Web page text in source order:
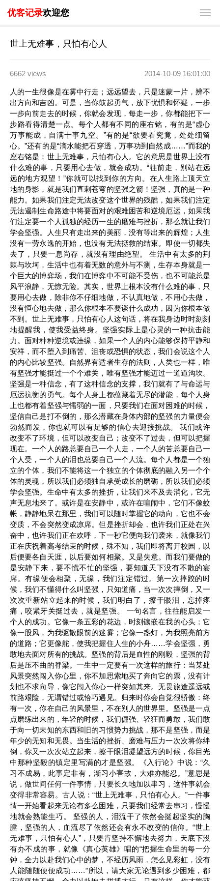
优客记录欢迎您
世上无难事，只怕有心人
6662 views 2014-10-09 16:01:00
人的一生很像是在雾中行走；远远望去，只是迷蒙一片，辨不
出方向和吉凶。可是，当你鼓起勇气，放下忧惧和怀疑，一步
一步向前走去的时候，你就会发现，每走一步，你都能把下一
步路看得清楚一点。每个人都有不同的座右铭，有的是“虚心
万事能成，自满十事九空。”有的是“欲要看究竟，处处细留
心。”还有的是“滴水能把石穿透，万事功到自然成……”而我的
座右铭是：世上无难事，只怕有心人。它的意思是世界上没有
什么难的事，只要用心去做，就会成功。“往前走，别站在远
远的地方观望！”你就可以找到你的方向。在人生路上顶天立
地的身影，就是我们直刺苍穹的坚强之箭！坚强，真的是一种
能力。如果我们注定无法改变这个世界的残酷，如果我们注定
无法遏制生命路途中将要面对的艰难困苦和逆境厄运，如果我
们注定要一个人孤独的经历一生的磨难与挫折，那么就让我们
学会坚强。人生只有走出来的美丽，没有等出来的辉煌；人生
没有一劳永逸的开始，也没有无法拯救的结束。即使一切都失
去了，只要一息尚存，就没有理由绝望。 生活中有太多的荆
棘与坎坷，生活中也有着无数的意外与不测，生存本身就是一
个巨大的博弈场，我们在博弈中不可能不受伤，也不可能总是
风平浪静，无惊无险。其实，世界上根本没有什么难的事，只
要用心去做，除非你不仔细地做，不认真地做，不用心去做，
没有恒心地去做，那么你根本不要谈什么成功，因为你根本做
不到。世上无难事，只怕有心人这句话，将在我身边时时刻刻
地提醒我，使我受益终身。坚强实际上是心灵的一种抗击能
力。面对种种逆境或违缘，如果一个人的内心能够保持平静和
安祥，而不堕入到痛苦、沮丧或恐惧的状态，我们会说这个人
的内心比较坚强。自然界有适者生存的法则，人类也一样，唯
有坚强才能挺过一个个难关，唯有坚强才能迈过一道道沟坎。
坚强是一种信念，有了这种信念的支撑，我们就有了与命运与
厄运抗衡的勇气。每个人身上都蕴藏着无尽的潜能，每个人身
上也都有着坚强与懦弱的一面，只要我们在面对困难的时候，
坚信自己是打不倒的，那么潜藏在身体内部的坚强的力量便会
勃然而发，你也就可以有足够的信心去迎接挑战。 我们或许
改变不了环境，但可以改变自己；改变不了过去，但可以把握
现在。一个人的路总要自己一个人走，一个人的苦总要自己一
个人受，一个人的泪也总要自己一个人流。每个人都是一个独
立的个体，我们不能将这一个独立的个体彻底的融入另一个个
体的灵魂，所以我们必须独自承受成长的磨砺，所以我们必须
学会坚强。生命中有太多的挫折，让我们来不及去消化，它无
声无息地来了。或许是在安静中，或许在喧闹中，它们不像蚊
帐，静静地呆在那里，我们可以随时掌握它的动向，它也不会
变质，不会突然变成凉席。但是挫折却会，也许我们正处在兴
奋中，也许我们正在欢呼，下一秒它便向我们袭来，就像我们
正在庆祝着高考结束的时候，殊不知，我们即将离开校园，以
后便要各自天涯，以后要如何相聚。又是失意。而我们要做的
是安静下来，要不慌不忙的坚强，要知道天下没有不散的宴
席。有缘便会相聚，无缘，我们注定错过。第一次摔跤的时
候，我们不懂得什么叫坚强，只知道痛，当一次次摔倒，又一
次次重新站立起来的时候，我们明白了，擦干眼泪，忘掉疼
痛，咬紧牙关挺过去，就是坚强。 一句名言，往往能启发一
个人的成功。它像一条五彩的花边，时刻镶嵌在我的心头；它
像一股风，为我驱散眼前的迷雾；它像一盏灯，为我照亮前方
的道路；它更像舵，使我把握住人生的小舟……学会坚强，勇
敢地去面对所有的挑战。坚强的背后是血性的刚毅，坚强的背
后是压不曲的脊梁。一生中一定要有一次这样的旅行：当某处
风景突然闯入你心里，你不加思索地买了奔向它的票，没有计
划也不求向导，像它闯入你心一样突如其来。无畏旅途遥远或
前路艰险，无谓错过或恰巧遇见。归来时你会自觉很骄傲：终
有一次，你在自己的风景里，不在别人的世界里。坚强是一点
点磨练出来的，年轻的时候，我们倔强、轻狂而勇敢，我们敢
于向一切未知的东西和旧的习惯势力挑战，那不是坚强，而是
年少的无知和无畏。当生活的挫折、磨难与压力一次次将你绊
倒，你又一次次站立起来，擦干眼泪凝望远方的时候，你目光
中那种坚毅的镇定里写满的才是坚强。《入行论》中说：“久
习不成易，此事定非有，渐习小害故，大难亦能忍。”意思是
说，做世间任何一件事情，只要长久地加以串习，这件事就会
变得非常容易。古人说：“世上无难事，只怕有心人。”一件事
情一开始看起来无论有多么困难，只要我们经常去串习，慢慢
地就会熟能生巧。 坚强的人，泪流干了依然会挺起坚实的胸
膛，坚强的人，血流尽了依然还会有永不改变的信仰。“世上
无难事，只怕有心人”，只要肯坚持不懈地去努力，天底下没
有办不成的事，就像《真心英雄》唱的“把握生命里的每一分
钟，全力以赴我们心中的梦，不经历风雨，怎么见彩虹，没有
人能随随便便成功……”所以，请大家无论遇到多少困难，都